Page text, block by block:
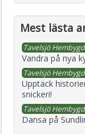
Mest lästa
Tavelsjö
Vandra på nya
Tavelsjö
Upptäck
snickeri!
Tavelsjö
Dansa på